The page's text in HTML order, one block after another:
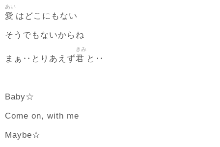
愛
あい
はどこにもない
そうでもないからね
まぁ‥とりあえず君
きみ
と‥
Baby☆
Come on, with me
Maybe☆